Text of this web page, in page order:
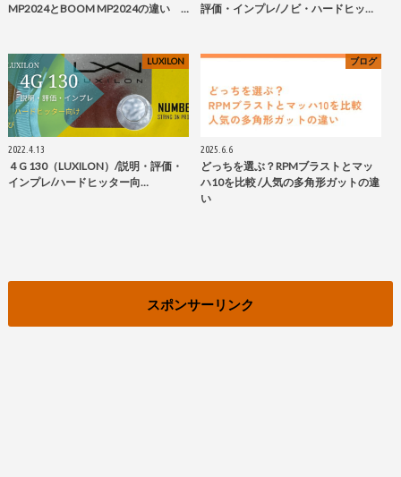
MP2024とBOOM MP2024の違い …
評価・インプレ/ノビ・ハードヒッ…
LUXILON
2022.4.13
４G 130（LUXILON）/説明・評価・
インプレ/ハードヒッター向…
ブログ
2025.6.6
どっちを選ぶ？RPMブラストとマッ
ハ10を比較 /人気の多角形ガットの違
い
スポンサーリンク